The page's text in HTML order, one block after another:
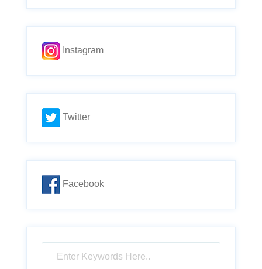
Instagram
Twitter
Facebook